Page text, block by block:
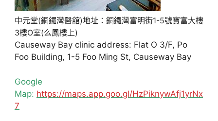
中元堂(銅鑼灣醫舘)地址：銅鑼灣富明街1-5號寶富大樓
3樓O室(么鳳樓上)
Causeway Bay clinic address: Flat O 3/F, Po
Foo Building, 1-5 Foo Ming St, Causeway Bay
Google
Map: https://maps.app.goo.gl/HzPiknywAfj1yrNx
7